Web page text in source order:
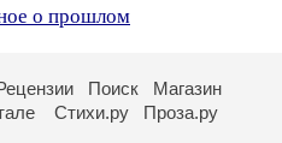
о прошлом
Поиск
Магазин
Стихи.ру Проза.ру